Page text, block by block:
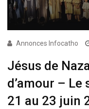
Annonces Infocatho
Jésus de
d’amour –
21 au 23 juin